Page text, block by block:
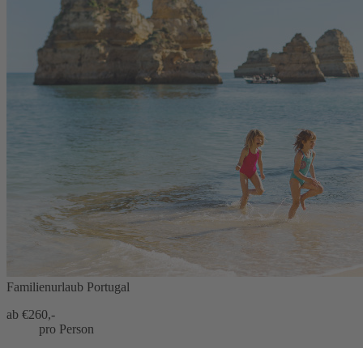
Familienurlaub Portugal
ab €260,-
pro Person